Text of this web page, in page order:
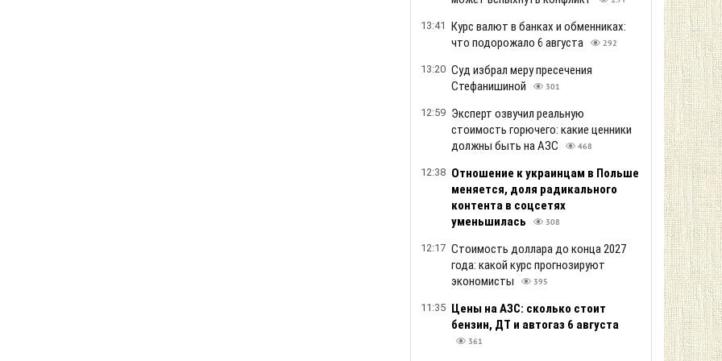
13:41 Курс валют в банках и обменниках:
что подорожало 6 августа
292
13:20 Суд избрал меру пресечения
Стефанишиной
301
12:59 Эксперт озвучил реальную
стоимость горючего: какие ценники
должны быть на АЗС
468
12:38 Отношение к украинцам в Польше
меняется, доля радикального
контента в соцсетях
уменьшилась
308
12:17 Стоимость доллара до конца 2027
года: какой курс прогнозируют
экономисты
395
11:35 Цены на АЗС: сколько стоит
бензин, ДТ и автогаз 6 августа
361